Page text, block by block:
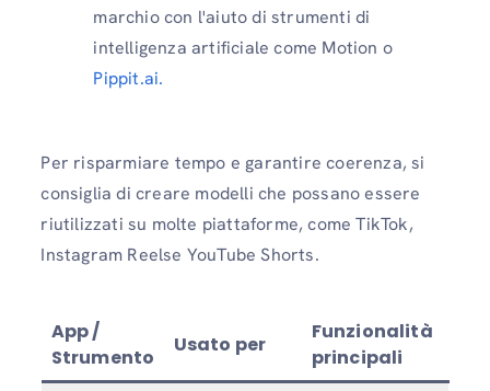
marchio con l'aiuto di strumenti di
intelligenza artificiale come Motion o
Pippit.ai.
Per risparmiare tempo e garantire coerenza, si
consiglia di creare modelli che possano essere
riutilizzati su molte piattaforme, come TikTok,
Instagram Reelse YouTube Shorts.
App /
Strumento
Usato per
Funzionalità
principali